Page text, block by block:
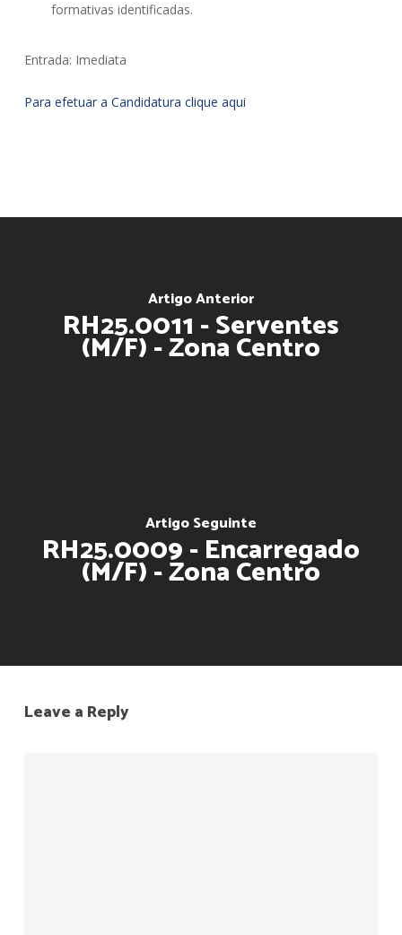
formativas identificadas.
Entrada: Imediata
Para efetuar a Candidatura clique aqui
Artigo Anterior
RH25.0011 - Serventes
(M/F) - Zona Centro
Artigo Seguinte
RH25.0009 - Encarregado
(M/F) - Zona Centro
Leave a Reply